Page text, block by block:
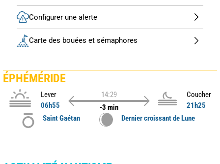
Configurer une alerte
Carte des bouées et sémaphores
ÉPHÉMÉRIDE
Lever
06h55
14:29
-3 min
Coucher
21h25
Saint Gaétan
Dernier croissant de Lune